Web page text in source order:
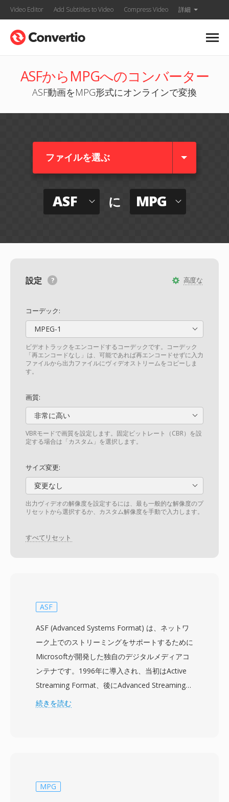
Video Editor Add Subtitles to Video Compress Video 詳細
ASFからMPGへのコンバーター
ASF動画をMPG形式にオンラインで変換
ファイルを選ぶ
ASF に MPG
高度な
設定
コーデック:
MPEG-1
ビデオトラックをエンコードするコーデックです。コーデック
「再エンコードなし」は、可能であれば再エンコードせずに入力
ファイルから出力ファイルにヴィデオストリームをコピーしま
す。
画質:
非常に高い
VBRモードで画質を設定します。固定ビットレート（CBR）を設
定する場合は「カスタム」を選択します。
サイズ変更:
変更なし
出力ヴィデオの解像度を設定するには、最も一般的な解像度のプ
リセットから選択するか、カスタム解像度を手動で入力します。
すべてリセット
ASF
ASF (Advanced Systems Format) は、ネットワ
ーク上でのストリーミングをサポートするために
Microsoftが開発した独自のデジタルメディアコ
ンテナです。1996年に導入され、当初はActive
Streaming Format、後にAdvanced Streaming
Formatと呼ばれた後、現在の名称になりまし
誤り訂正、スケーラブルなビットレートサポー
続きを読む
MPG